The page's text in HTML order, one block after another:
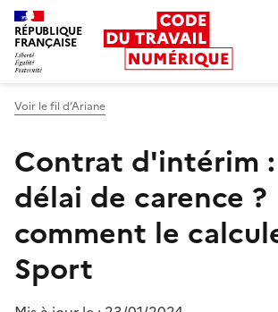
RÉPUBLIQUE
FRANÇAISE
Voir le fil d’Ariane
Contrat d'intérim
délai de carence ?
comment le
Sport